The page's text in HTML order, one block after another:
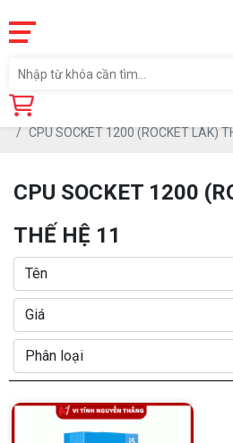
Trang chủ
CPU SOCKET 1200 (ROCKET LAK)
CPU SOCKET 1200
THẾ HỆ 11